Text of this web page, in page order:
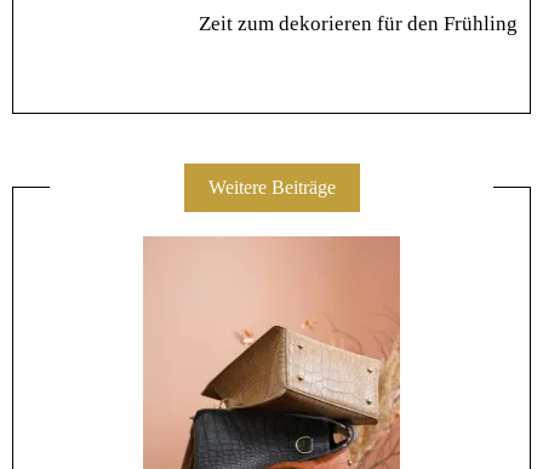
Zeit zum dekorieren für den Frühling
Weitere Beiträge